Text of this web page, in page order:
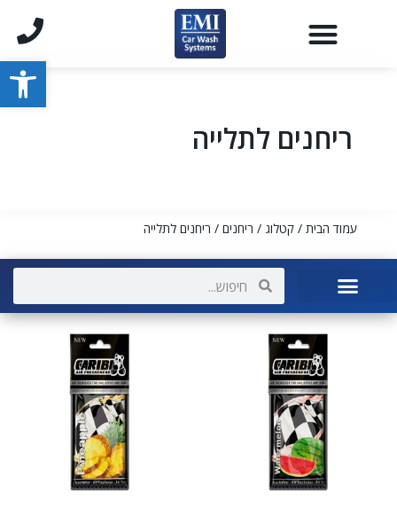
פתח
ריחנים לתלייה
עמוד הבית / קטלוג / ריחנים / ריחנים לתלייה